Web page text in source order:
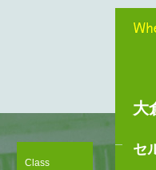
Class
大
セ